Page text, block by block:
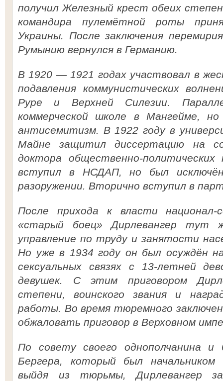
получил Железный крест обеих
командира пулемётной роты
Украины. После заключения
Румынию вернулся в Германию.
В 1920 — 1921 годах участвовал в
подавления коммунистических
Руре и Верхней Силезии.
коммерческой школе в Мангейме,
антисемитизм. В 1922 году в
Майне защитил диссертацию на
доктора общественно-
вступил в НСДАП, но был
разоружении. Вторично вступил в
После прихода к власти национал-
«старый боец» Дирлевангер тут
управление по труду и занятости
Но уже в 1934 году он был осуждён
сексуальных связях с 13-летней
девушек. С этим приговором
степени, воинского звания и
работы. Во время тюремного
обжаловать приговор в Верховном
По совету своего однополчанина и
Бергера, который был
выйдя из тюрьмы, Дирлевангер